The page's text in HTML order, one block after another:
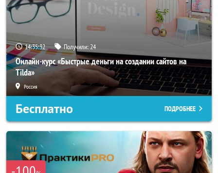
14:35:29 Получили:24
Онлайн-курс «Быстрые деньги на создании сайтов на
Tilda»
Россия
Бесплатно ПОДРОБНЕЕ